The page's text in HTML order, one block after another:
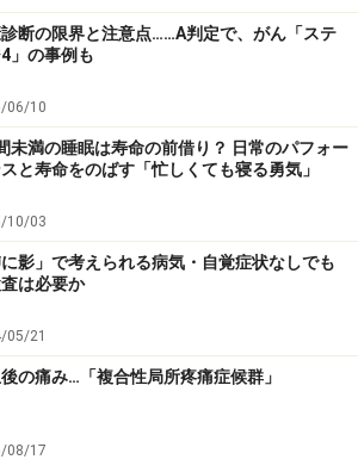
断の限界と注意点……A判定で、がん「ステ
」の事例も
06/10
未満の睡眠は寿命の前借り？ 日常のパフォー
と寿命をのばす「忙しくても寝る勇気」
10/03
に影」で考えられる病気・自覚症状なしでも
は必要か
05/21
の痛み…「複合性局所疼痛症候群」
08/17